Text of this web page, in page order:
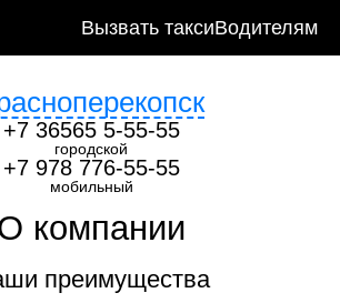
Вызвать таксиВодителям
+7 36565 5-55-55
городской
+7 978 776-55-55
мобильный
компании
преимущества